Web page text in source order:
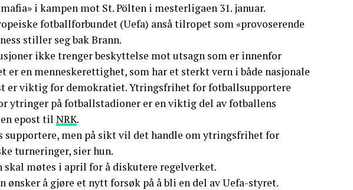
i kampen mot St. Pölten i mesterligaen 31. januar.
fotballforbundet (Uefa) anså tilropet som «provoserende
stiller seg bak Brann.
ikke trenger beskyttelse mot utsagn som er innenfor
en menneskerettighet, som har et sterkt vern i både nasjonale
er viktig for demokratiet. Ytringsfrihet for fotballsupportere
ytringer på fotballstadioner er en viktig del av fotballens
epost til NRK.
supportere, men på sikt vil det handle om ytringsfrihet for
turneringer, sier hun.
skal møtes i april for å diskutere regelverket.
å gjøre et nytt forsøk på å bli en del av Uefa-styret.